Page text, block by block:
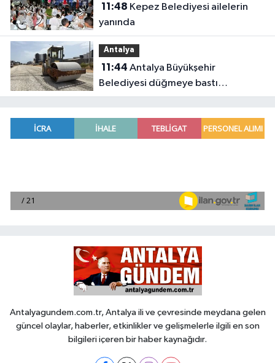
11:48
yanında
Antalya
11:44
Belediyesi düğmeye bastı
Antalya’da eş zamanlı çalışma
Antalyagundem.com.tr, Antalya ili ve çevresinde meydana gelen
güncel olaylar, haberler, etkinlikler ve gelişmelerle ilgili en son
bilgileri içeren bir haber kaynağıdır.